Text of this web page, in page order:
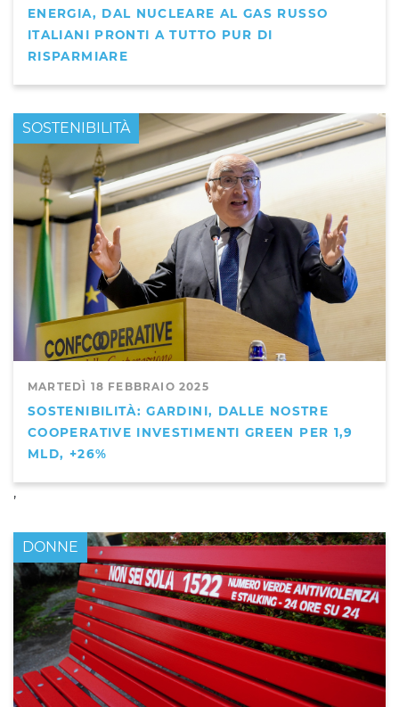
ENERGIA, DAL NUCLEARE AL GAS RUSSO
ITALIANI PRONTI A TUTTO PUR DI
RISPARMIARE
MARTEDÌ 18 FEBBRAIO 2025
SOSTENIBILITÀ: GARDINI, DALLE NOSTRE
COOPERATIVE INVESTIMENTI GREEN PER 1,9
MLD, +26%
PRIMO PIANO
,
SOSTENIBILITÀ
DONNE